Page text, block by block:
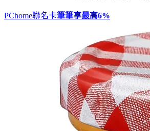
PChome聯名卡筆筆享最高6%